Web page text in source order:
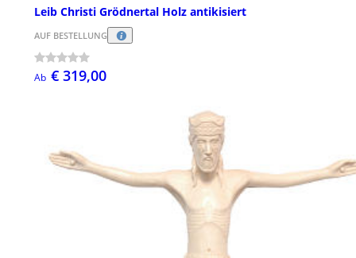
Leib Christi Grödnertal Holz antikisiert
AUF BESTELLUNG
Ab € 319,00